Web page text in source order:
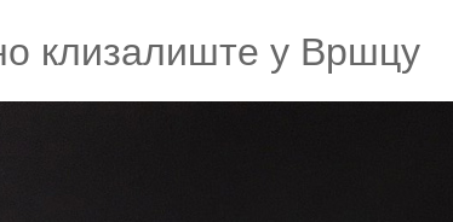
клизалиште у Вршцу